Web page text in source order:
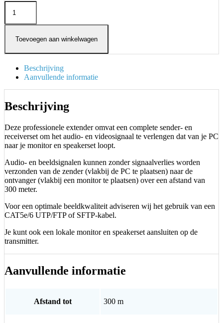
VGA-
Audio-
Cat
6
Transmitter
en
Receiver
Toevoegen aan winkelwagen
Beschrijving
Aanvullende informatie
Beschrijving
Deze professionele extender omvat een complete sender- en
receiverset om het audio- en videosignaal te verlengen dat van je PC
naar je monitor en speakerset loopt.
Audio- en beeldsignalen kunnen zonder signaalverlies worden
verzonden van de zender (vlakbij de PC te plaatsen) naar de
ontvanger (vlakbij een monitor te plaatsen) over een afstand van
300 meter.
Voor een optimale beeldkwaliteit adviseren wij het gebruik van een
CAT5e/6 UTP/FTP of SFTP-kabel.
Je kunt ook een lokale monitor en speakerset aansluiten op de
transmitter.
Aanvullende informatie
Afstand tot 300 m